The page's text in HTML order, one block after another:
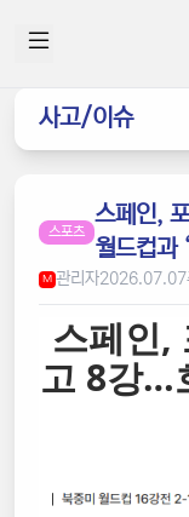
사고/이슈
스포츠
스페인,
월드컵과
M 관리자2026.07.07
스페인,
고 8강…